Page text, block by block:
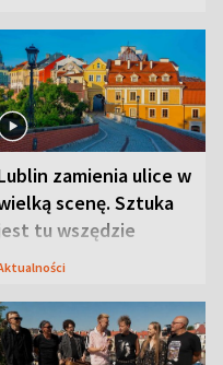
zamienia ulice w
scenę. Sztuka
tu wszędzie